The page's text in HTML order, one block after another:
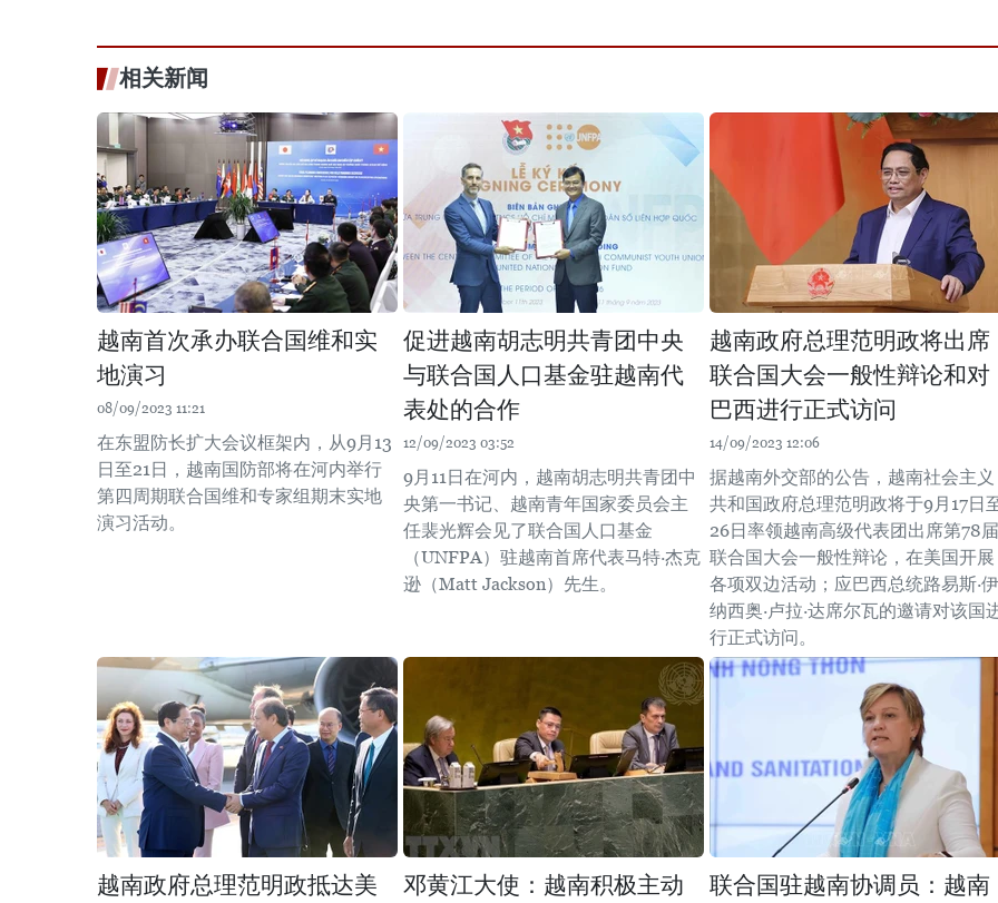
相关新闻
越南首次承办联合国维和实
地演习
08/09/2023 11:21
在东盟防长扩大会议框架内，从9月13
日至21日，越南国防部将在河内举行
第四周期联合国维和专家组期末实地
演习活动。
促进越南胡志明共青团中央
与联合国人口基金驻越南代
表处的合作
12/09/2023 03:52
9月11日在河内，越南胡志明共青团中
央第一书记、越南青年国家委员会主
任裴光辉会见了联合国人口基金
（UNFPA）驻越南首席代表马特·杰克
逊（Matt Jackson）先生。
越南政府总理范明政将出席
联合国大会一般性辩论和对
巴西进行正式访问
14/09/2023 12:06
据越南外交部的公告，越南社会主义
共和国政府总理范明政将于9月17日
26日率领越南高级代表团出席第78届
联合国大会一般性辩论，在美国开展
各项双边活动；应巴西总统路易斯·伊
纳西奥·卢拉·达席尔瓦的邀请对该国
行正式访问。
越南政府总理范明政抵达美
邓黄江大使：越南积极主动
联合国驻越南协调员：越南